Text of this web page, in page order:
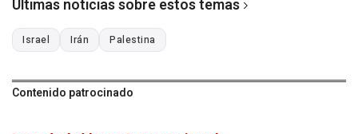
Últimas noticias sobre estos temas
Israel Irán Palestina
Contenido patrocinado